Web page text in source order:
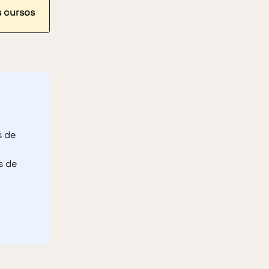
cursos
de
de